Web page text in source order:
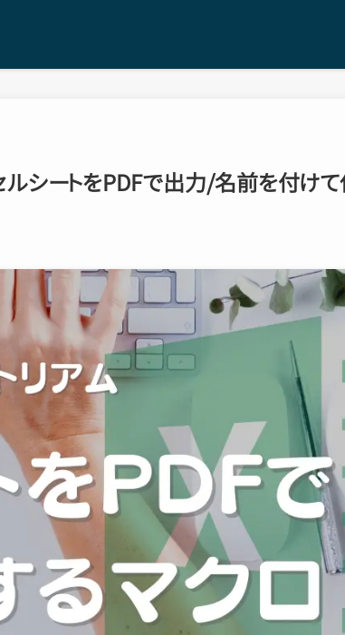
ルシートをPDFで出力/名前を付け